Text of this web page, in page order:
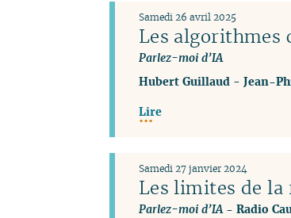
Les algorithmes
Parlez-moi d’IA
Samedi 26 avril 2025
Hubert Guillaud- Jean-
Lire
Les limites de la
Parlez-moi d’IA- Radio
Samedi 27 janvier 2024